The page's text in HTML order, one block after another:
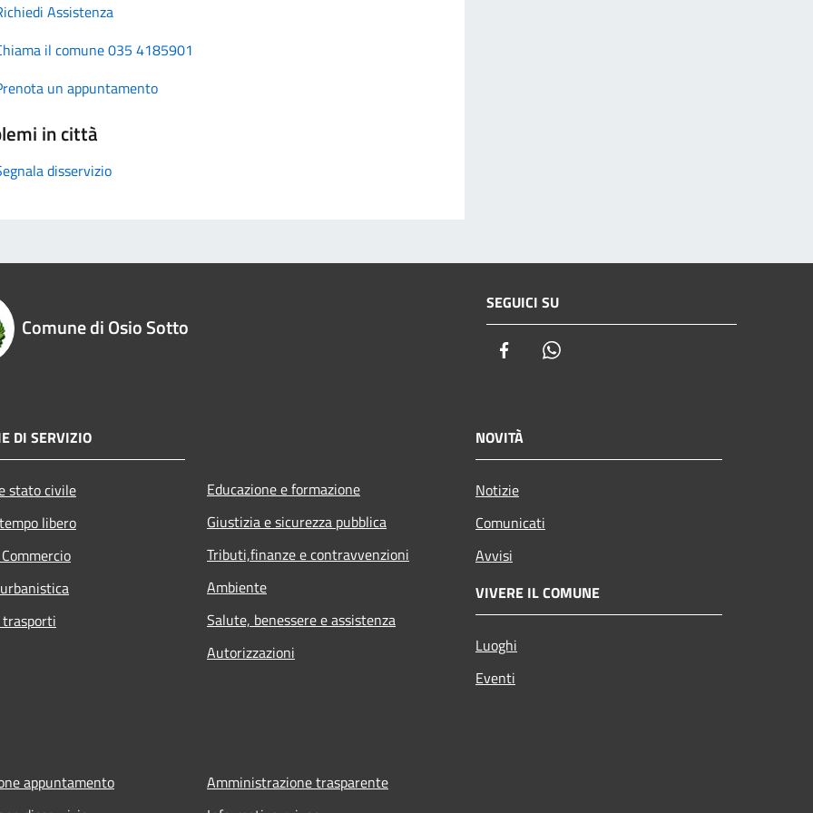
Assistenza
il comune 035 4185901
un appuntamento
in città
disservizio
Comune di Osio Sotto
SEGUICI SU
Facebook
DI SERVIZIO
stato civile
libero
Educazione e formazione
Giustizia e sicurezza pubblica
Tributi,finanze e contravvenzioni
Ambiente
Salute, benessere e assistenza
Autorizzazioni
NOVITÀ
Notizie
Comunicati
Avvisi
VIVERE IL COMUNE
Luoghi
Eventi
appuntamento
Amministrazione trasparente